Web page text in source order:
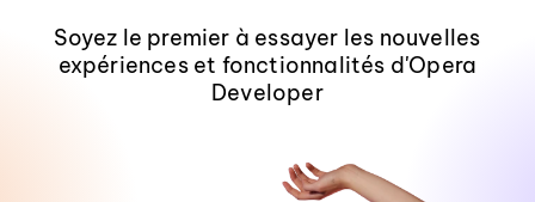
Soyez le premier à essayer les nouvelles
expériences et fonctionnalités d'Opera
Developer